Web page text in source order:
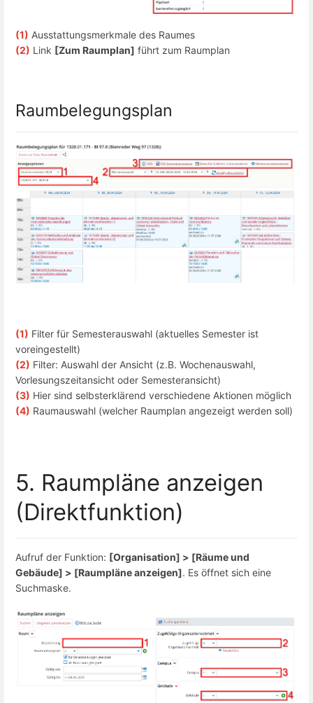
(1) Ausstattungsmerkmale des Raumes
(2) Link [Zum Raumplan] führt zum Raumplan
Raumbelegungsplan
(1) Filter für Semesterauswahl (aktuelles Semester ist
voreingestellt)
(2) Filter: Auswahl der Ansicht (z.B. Wochenauswahl,
Vorlesungszeitansicht oder Semesteransicht)
(3) Hier sind selbsterklärend verschiedene Aktionen möglich
(4) Raumauswahl (welcher Raumplan angezeigt werden soll)
5. Raumpläne anzeigen
(Direktfunktion)
Aufruf der Funktion: [Organisation] > [Räume und
Gebäude] > [Raumpläne anzeigen]. Es öffnet sich eine
Suchmaske.